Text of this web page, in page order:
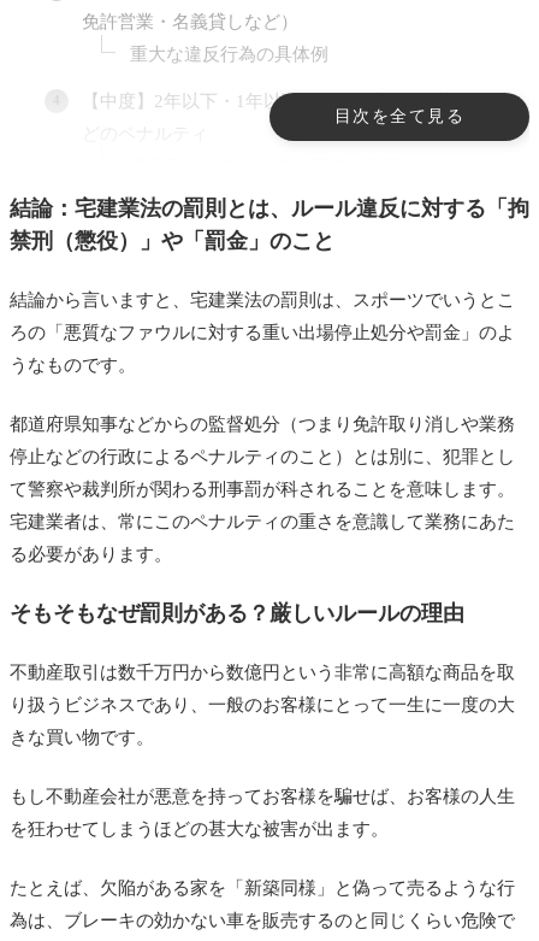
目次を全て見る
免許営業・名義貸しなど）
重大な違反行為の具体例
【中度】2年以下・1年以下・6ヶ月以下の拘禁刑な
【軽度】100万円以下・50万円以下の罰金（表示・
広告違反や書類不備など）
注意！法人には「1億円以下」の罰金が科されるこ
とも（両罰規定）
メリット
デメリット
まとめ
結論：宅建業法の罰則とは、ルール違反に対する「拘
禁刑（懲役）」や「罰金」のこと
結論から言いますと、宅建業法の罰則は、スポーツでいうとこ
ろの「悪質なファウルに対する重い出場停止処分や罰金」のよ
うなものです。
都道府県知事などからの監督処分（つまり免許取り消しや業務
停止などの行政によるペナルティのこと）とは別に、犯罪とし
て警察や裁判所が関わる刑事罰が科されることを意味します。
宅建業者は、常にこのペナルティの重さを意識して業務にあた
る必要があります。
そもそもなぜ罰則がある？厳しいルールの理由
不動産取引は数千万円から数億円という非常に高額な商品を取
り扱うビジネスであり、一般のお客様にとって一生に一度の大
きな買い物です。
もし不動産会社が悪意を持ってお客様を騙せば、お客様の人生
を狂わせてしまうほどの甚大な被害が出ます。
たとえば、欠陥がある家を「新築同様」と偽って売るような行
為は、ブレーキの効かない車を販売するのと同じくらい危険で